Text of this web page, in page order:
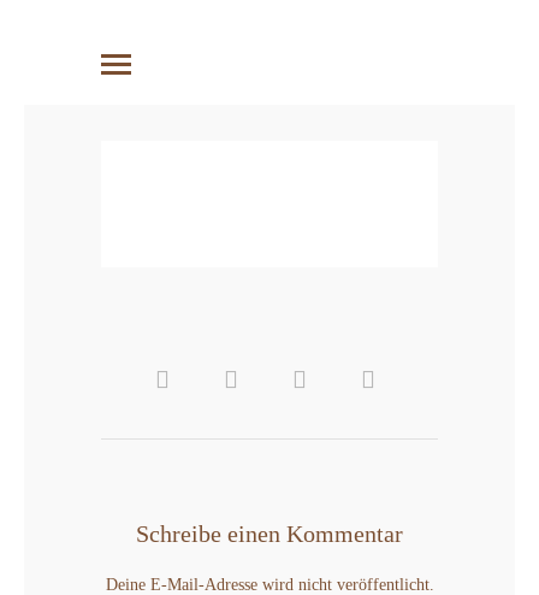
Schreibe einen Kommentar
Deine E-Mail-Adresse wird nicht veröffentlicht.